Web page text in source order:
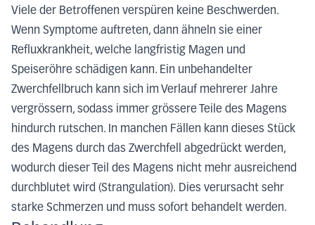
Viele der Betroffenen verspüren keine Beschwerden.
Wenn Symptome auftreten, dann ähneln sie einer
Refluxkrankheit, welche langfristig Magen und
Speiseröhre schädigen kann. Ein unbehandelter
Zwerchfellbruch kann sich im Verlauf mehrerer Jahre
vergrössern, sodass immer grössere Teile des Magens
hindurch rutschen. In manchen Fällen kann dieses Stück
des Magens durch das Zwerchfell abgedrückt werden,
wodurch dieser Teil des Magens nicht mehr ausreichend
durchblutet wird (Strangulation). Dies verursacht sehr
starke Schmerzen und muss sofort behandelt werden.